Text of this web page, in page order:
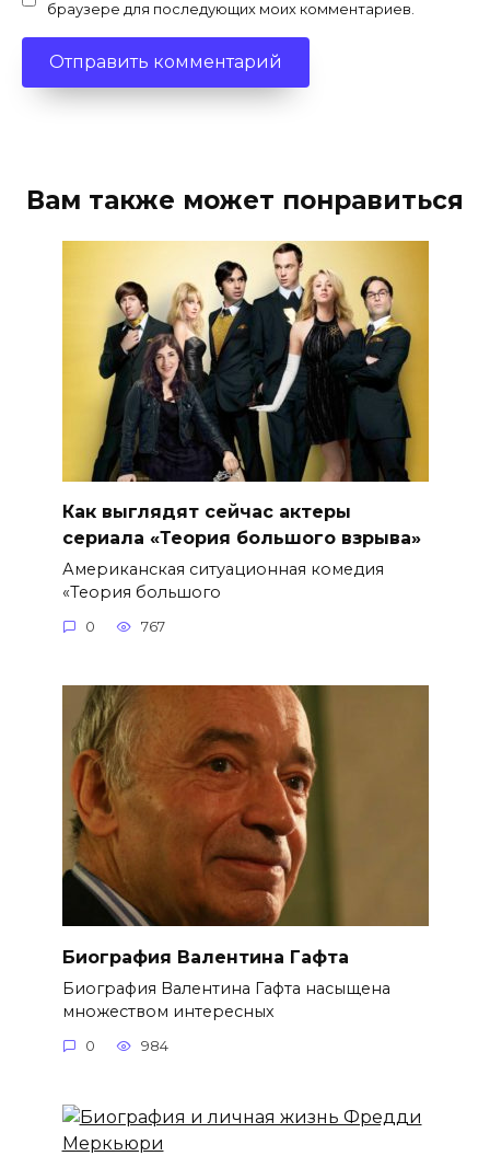
браузере для последующих моих комментариев.
Вам также может понравиться
Как выглядят сейчас актеры
сериала «Теория большого взрыва»
Американская ситуационная комедия
«Теория большого
0 767
Биография Валентина Гафта
Биография Валентина Гафта насыщена
множеством интересных
0 984